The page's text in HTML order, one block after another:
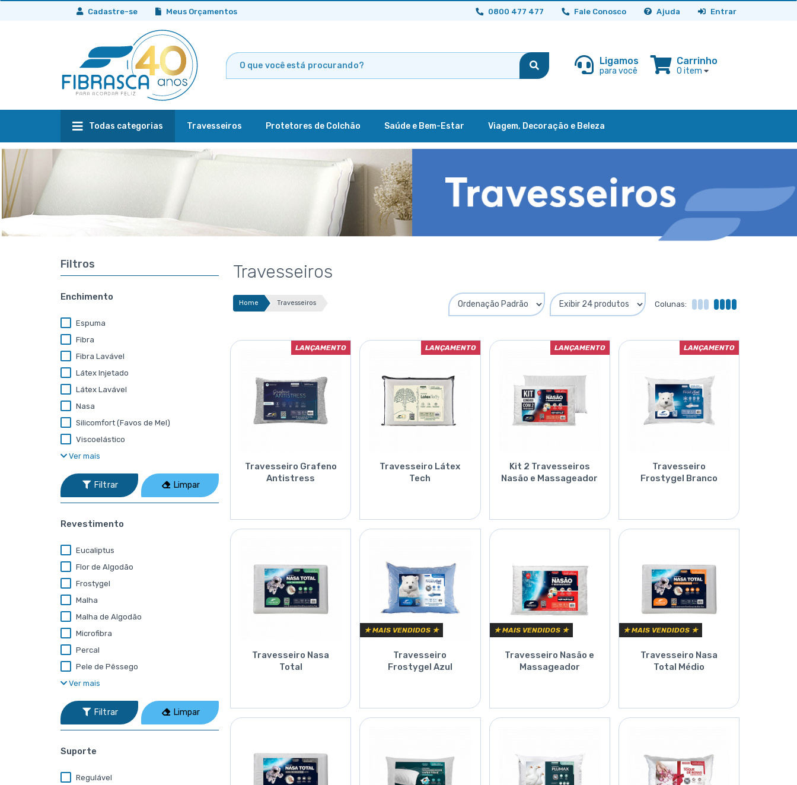
Cadastre-se Meus Orçamentos 0800 477 477 Fale Conosco Ajuda Entrar
Ligamos
para você
Carrinho
0 item
Todas categorias Travesseiros Protetores de Colchão Saúde e Bem-Estar Viagem, Decoração e Beleza
Filtros
Enchimento
Espuma
Fibra
Fibra Lavável
Látex Injetado
Látex Lavável
Nasa
Silicomfort (Favos de Mel)
Viscoelástico
Ver mais
Filtrar Limpar
Revestimento
Eucaliptus
Flor de Algodão
Frostygel
Malha
Malha de Algodão
Microfibra
Percal
Pele de Pêssego
Ver mais
Filtrar Limpar
Suporte
Regulável
Travesseiros
Home Travesseiros Colunas:
LANÇAMENTO
Travesseiro Grafeno
Antistress
Orçar
LANÇAMENTO
Travesseiro Látex
Tech
LANÇAMENTO
Kit 2 Travesseiros
Nasão e Massageador
Orçar
LANÇAMENTO
Travesseiro
Frostygel Branco
Orçar
Travesseiro Nasa
Total
Orçar
★ MAIS VENDIDOS ★
Travesseiro
Frostygel Azul
Orçar
★ MAIS VENDIDOS ★
Travesseiro Nasão e
Massageador
Orçar
★ MAIS VENDIDOS ★
Travesseiro Nasa
Total Médio
Orçar